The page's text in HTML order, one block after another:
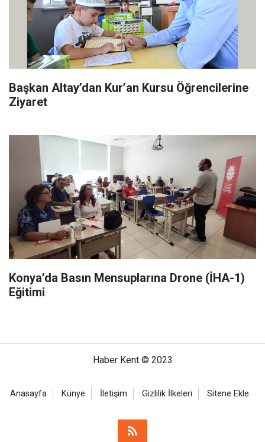
Başkan Altay’dan Kur’an Kursu Öğrencilerine
Ziyaret
Konya’da Basın Mensuplarına Drone (İHA-1)
Eğitimi
Haber Kent © 2023
Anasayfa Künye İletişim Gizlilik İlkeleri Sitene Ekle